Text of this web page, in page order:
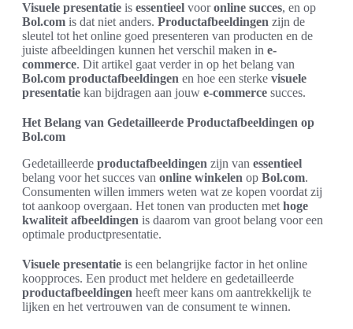
Visuele presentatie is essentieel vooronline succes, en op
Bol.com is dat niet anders. Productafbeeldingen zijn de
sleutel tot het online goed presenteren van producten en de
juiste afbeeldingen kunnen het verschil maken in e-
commerce. Dit artikel gaat verder in op het belang van
Bol.com productafbeeldingen en hoe een sterke visuele
presentatie kan bijdragen aan jouw e-commerce succes.
Het Belang van Gedetailleerde Productafbeeldingen op
Bol.com
Gedetailleerde productafbeeldingen zijn van essentieel
belang voor het succes van online winkelen op Bol.com.
Consumenten willen immers weten wat ze kopen voordat zij
tot aankoop overgaan. Het tonen van producten met hoge
kwaliteit afbeeldingen is daarom van groot belang voor een
optimale productpresentatie.
Visuele presentatie is een belangrijke factor in het online
koopproces. Een product met heldere en gedetailleerde
productafbeeldingen heeft meer kans om aantrekkelijk te
lijken en het vertrouwen van de consument te winnen.